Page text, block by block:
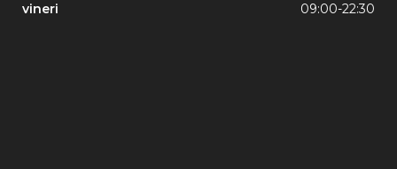
vineri 09:00-22:30